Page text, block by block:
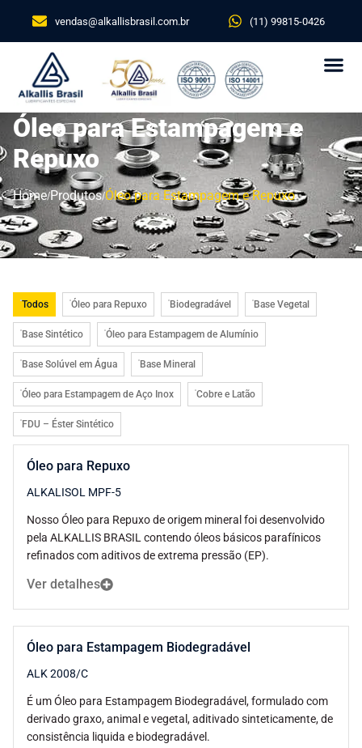
vendas@alkallisbrasil.com.br (11) 99815-0426
Óleo para Estampagem e
Repuxo
Home Produtos Óleo para Estampagem e Repuxo
Todos Óleo para Repuxo Biodegradável Base Vegetal
Base Sintético Óleo para Estampagem de Alumínio
Base Solúvel em Água Base Mineral
Óleo para Estampagem de Aço Inox Cobre e Latão
FDU – Éster Sintético
Óleo para Repuxo
ALKALISOL MPF-5
Nosso Óleo para Repuxo de origem mineral foi desenvolvido
pela ALKALLIS BRASIL contendo óleos básicos parafínicos
refinados com aditivos de extrema pressão (EP).
Ver detalhes
Óleo para Estampagem Biodegradável
ALK 2008/C
É um Óleo para Estampagem Biodegradável, formulado com
derivado graxo, animal e vegetal, aditivado sinteticamente, de
consistência liquida e biodegradável.